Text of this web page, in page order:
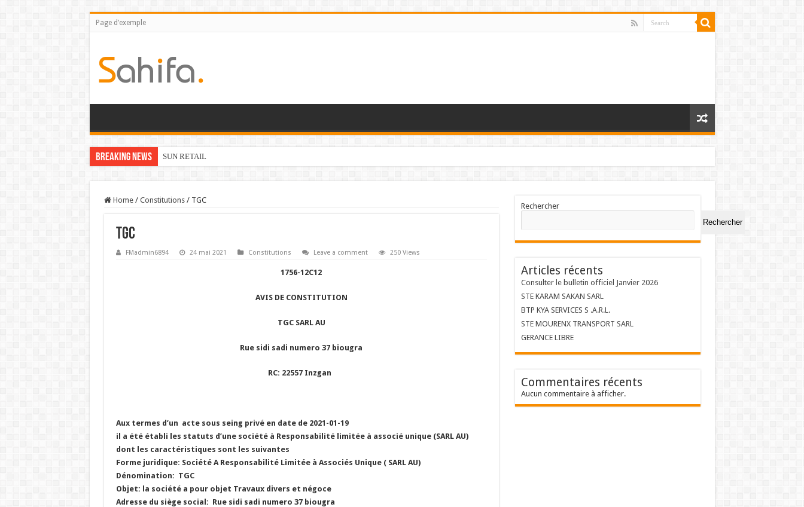
Page d’exemple
Breaking News SUN RETAIL
Home / Constitutions / TGC
TGC
FMadmin6894 24 mai 2021 Constitutions Leave a comment 250 Views
1756-12C12
AVIS DE CONSTITUTION
TGC SARL AU
Rue sidi sadi numero 37 biougra
RC: 22557 Inzgan
Aux termes d’un acte sous seing privé en date de 2021-01-19
il a été établi les statuts d’une société à Responsabilité limitée à associé unique (SARL AU)
dont les caractéristiques sont les suivantes
Forme juridique: Société A Responsabilité Limitée à Associés Unique ( SARL AU)
Dénomination: TGC
Objet: la société a pour objet Travaux divers et négoce
Adresse du siège social: Rue sidi sadi numero 37 biougra
Rechercher
Rechercher
Articles récents
Consulter le bulletin officiel Janvier 2026
STE KARAM SAKAN SARL
BTP KYA SERVICES S .A.R.L.
STE MOURENX TRANSPORT SARL
GERANCE LIBRE
Commentaires récents
Aucun commentaire à afficher.